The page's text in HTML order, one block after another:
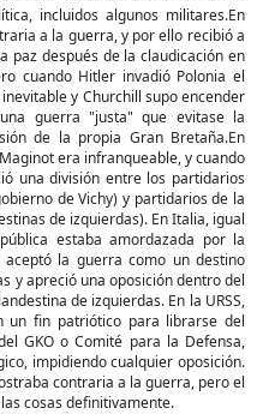
incluidos algunos militares.En
a la guerra, y por ello recibió a
paz después de la claudicación en
cuando Hitler invadió Polonia el
y Churchill supo encender
guerra "justa" que evitase la
de la propia Gran Bretaña.En
era infranqueable, y cuando
una división entre los partidarios
de Vichy) y partidarios de la
de izquierdas). En Italia, igual
estaba amordazada por la
la guerra como un destino
y apreció una oposición dentro del
de izquierdas. En la URSS,
un fin patriótico para librarse del
GKO o Comité para la Defensa,
impidiendo cualquier oposición.
contraria a la guerra, pero el
cosas definitivamente.